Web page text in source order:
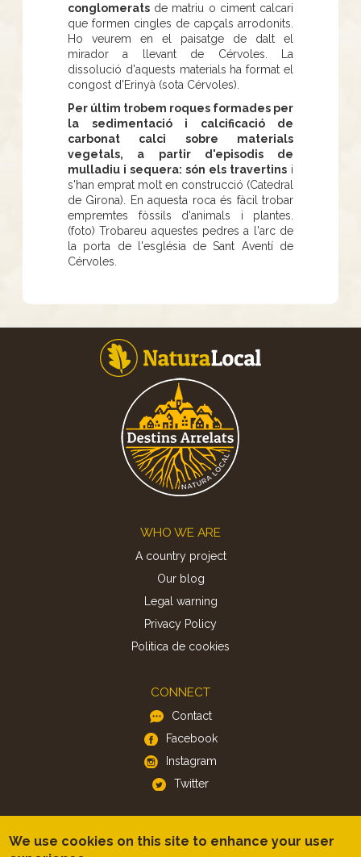
conglomerats de matriu o ciment calcari
que formen cingles de capçals arrodonits.
Ho veurem en el paisatge de dalt el
mirador a llevant de Cérvoles. La
dissolució d'aquests materials ha format el
congost d'Erinyà (sota Cérvoles).
Per últim trobem roques formades per
la sedimentació i calcificació de
carbonat calci sobre materials
vegetals, a partir d'episodis de
mulladiu i sequera: són els travertins i
s'han emprat molt en construcció (Catedral
de Girona). En aquesta roca és fàcil trobar
empremtes fòssils d'animals i plantes.
(foto) Trobareu aquestes pedres a l'arc de
la porta de l'església de Sant Aventí de
Cérvoles.
WHO WE ARE
A country project
Our blog
Legal warning
Privacy Policy
Politica de cookies
CONNECT
Contact
Facebook
Instagram
Twitter
We use cookies on this site to enhance your user